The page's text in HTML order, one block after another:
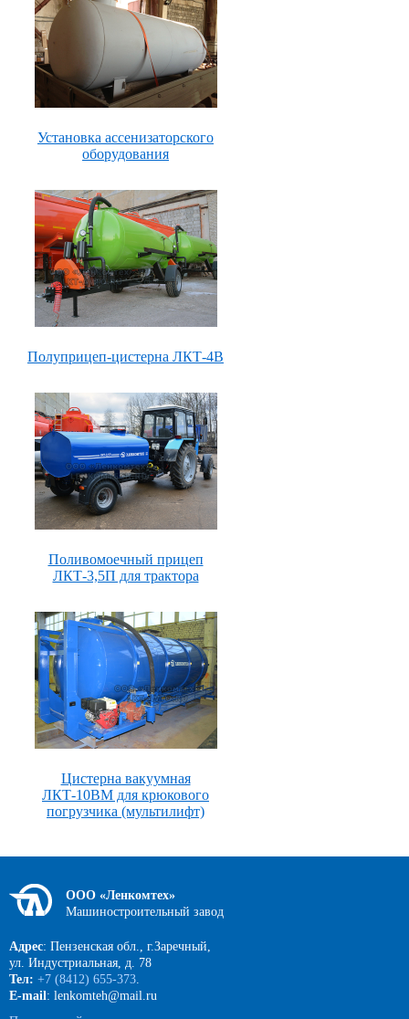
Установка ассенизаторского
оборудования
Полуприцеп-цистерна ЛКТ-4В
Поливомоечный прицеп
ЛКТ-3,5П для трактора
Цистерна вакуумная
ЛКТ-10ВМ для крюкового
погрузчика (мультилифт)
ООО «Ленкомтех»
Машиностроительный завод
Адрес: Пензенская обл., г.Заречный,
ул. Индустриальная, д. 78
Тел: +7 (8412) 655-373.
E-mail: lenkomteh@mail.ru